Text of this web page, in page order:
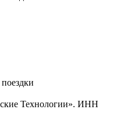
Технологии». ИНН